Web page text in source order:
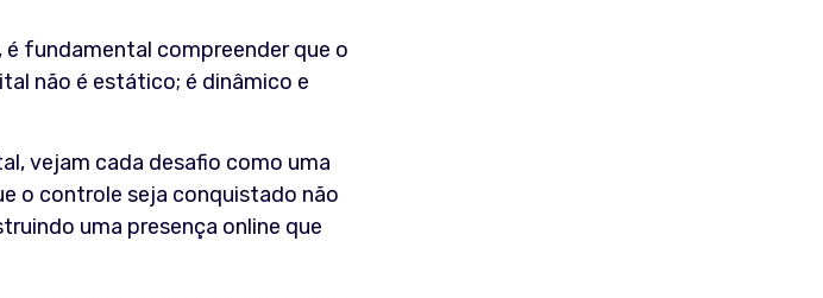
fundamental compreender que o
não é estático; é dinâmico e
vejam cada desafio como uma
o controle seja conquistado não
uma presença online que